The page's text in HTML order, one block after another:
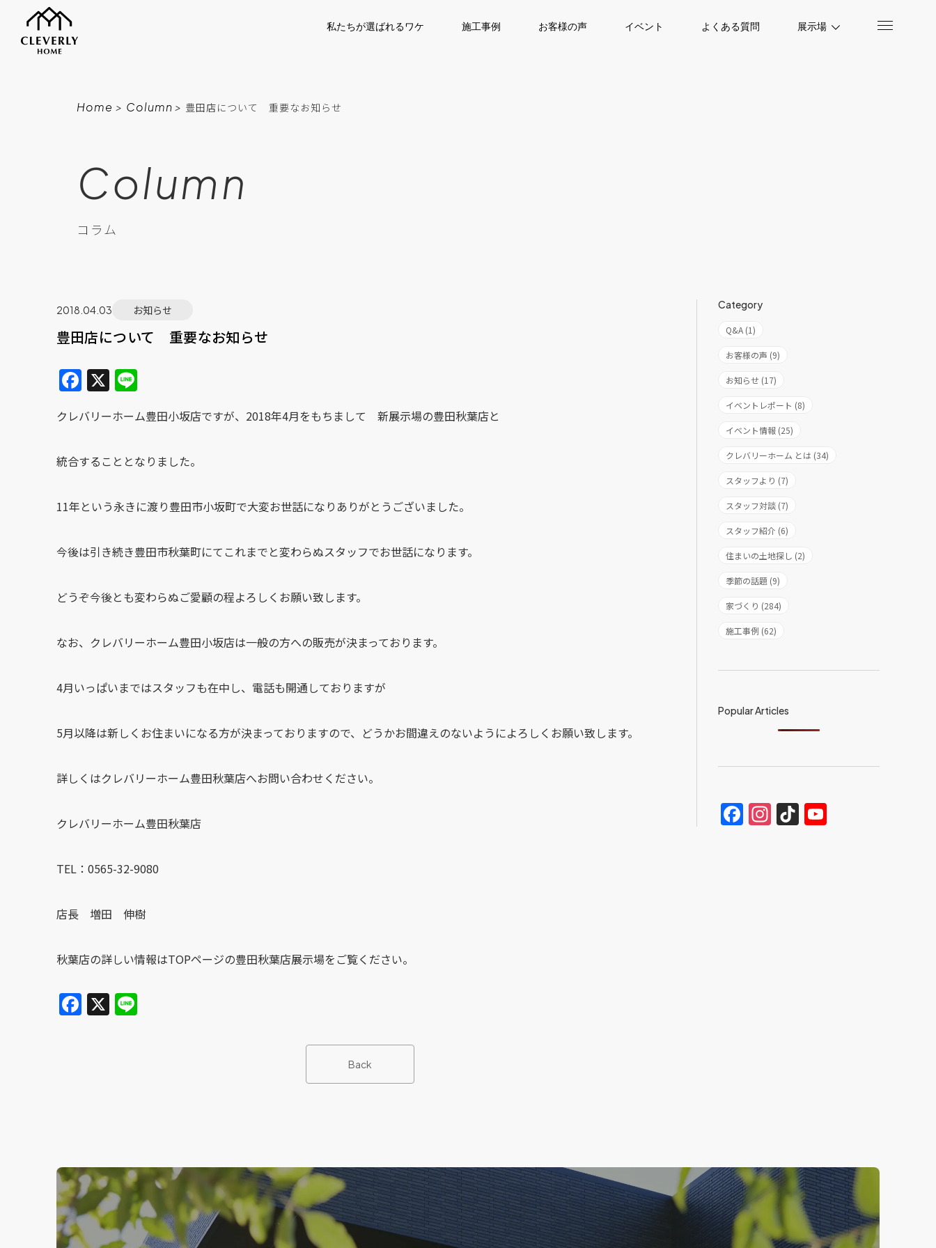
私たちが選ばれるワケ 施工事例 お客様の声 イベント よくある質問 展示場
Home > Column> 豊田店について 重要なお知らせ
Column
コラム
2018.04.03 お知らせ
豊田店について 重要なお知らせ
F
a
c
b
o
X Li
e
クレバリーホーム豊田小坂店ですが、2018年4月をもちまして 新展示場の豊田秋葉店と
統合することとなりました。
11年という永きに渡り豊田市小坂町で大変お世話になりありがとうございました。
今後は引き続き豊田市秋葉町にてこれまでと変わらぬスタッフでお世話になります。
どうぞ今後とも変わらぬご愛顧の程よろしくお願い致します。
なお、クレバリーホーム豊田小坂店は一般の方への販売が決まっております。
4月いっぱいまではスタッフも在中し、電話も開通しておりますが
5月以降は新しくお住まいになる方が決まっておりますので、どうかお間違えのないようによろしくお願い致します。
詳しくはクレバリーホーム豊田秋葉店へお問い合わせください。
クレバリーホーム豊田秋葉店
TEL：0565-32-9080
店長 増田 伸樹
秋葉店の詳しい情報はTOPページの豊田秋葉店展示場をご覧ください。
F
k
X Li
Back
Category
Q&A (1)
お客様の声 (9)
お知らせ (17)
イベントレポート (8)
イベント情報 (25)
クレバリーホーム とは (34)
スタッフより (7)
スタッフ対談 (7)
スタッフ紹介 (6)
住まいの土地探し (2)
季節の話題 (9)
家づくり (284)
施工事例 (62)
Popular Articles
Facebook
Instagram
TikTok